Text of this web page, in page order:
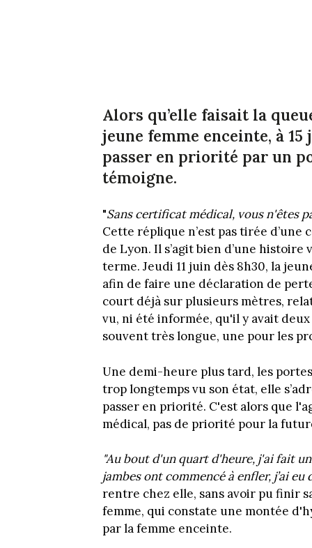
Alors qu’elle faisait la
jeune femme enceinte, à
passer en priorité par un
témoigne.
"Sans certificat médical, vous n'êtes
Cette réplique n’est pas tirée
de Lyon. Il s’agit bien d’une histoire
terme. Jeudi 11 juin dès 8h30, la
afin de faire une déclaration de
court déjà sur plusieurs mètres,
vu, ni été informée, qu'il y avait
souvent très longue, une pour les
Une demi-heure plus tard, les
trop longtemps vu son état, elle
passer en priorité. C'est alors que
médical, pas de priorité pour la
"Au bout d'un quart d'heure, j'ai fait
jambes ont commencé à enfler, j’ai
rentre chez elle, sans avoir pu finir
femme, qui constate une montée
par la femme enceinte.